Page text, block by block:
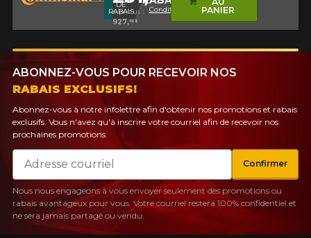
DE
RABAIS Conditions
4 pneus :
927,96$
PANIER
ABONNEZ-VOUS POUR RECEVOIR NOS
RABAIS EXCLUSIFS!
Abonnez-vous à notre infolettre afin d'obtenir nos promotions et rabais
exclusifs. Vous n'avez qu'à inscrire votre courriel afin de recevoir nos
prochaines promotions.
Courriel
Confirmer
Nous nous engageons à vous envoyer seulement des promotions ou
rabais avantageux pour vous. Votre courriel restera 100% confidentiel et
ne sera jamais partagé ou vendu.